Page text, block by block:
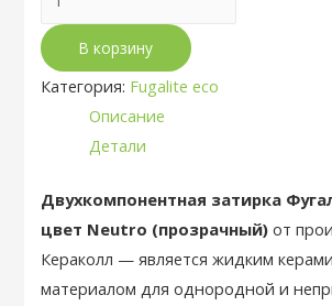
товара
Эпоксидная
затирка
Fugalite
-
прозрачный
В корзину
Категория: Fugalite eco
Описание
Детали
Двухкомпонентная затирка
цвет Neutro (прозрачный)от
Кераколл — является жидким
материалом для однородной и